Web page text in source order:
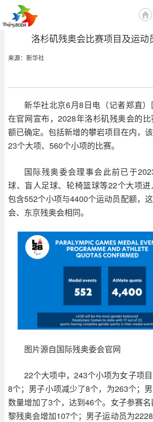
洛杉矶残奥会比赛项目及运动
来源：新华社
新华社北京6月8日电（记者郑直
在官网宣布，2028年洛杉矶残奥会的
额已确定。包括新增的攀岩项目在内，
23个大项、560个小项的比赛。
国际残奥委会理事会此前已于
球、盲人足球、轮椅篮球等22个大项进
包含552个小项与4400个运动员配额，
会、东京残奥会相同。
图片源自国际残奥委会官网
22个大项中，243个小项为女子项
8个；男子小项减少了8个，为263个；
数量增加了3个，达到46个。女子参赛
黎残奥会增加107个；男子运动员为